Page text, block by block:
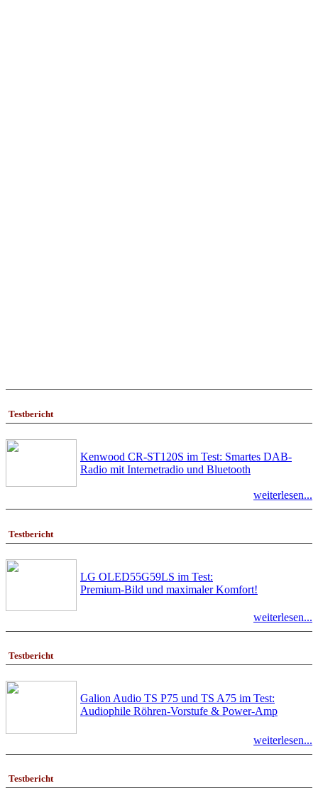
Testbericht
Kenwood CR-ST120S im Test: Smartes DAB-
Radio mit Internetradio und Bluetooth
weiterlesen...
Testbericht
LG OLED55G59LS im Test:
Premium-Bild und maximaler Komfort!
weiterlesen...
Testbericht
Galion Audio TS P75 und TS A75 im Test:
Audiophile Röhren-Vorstufe & Power-Amp
weiterlesen...
Testbericht